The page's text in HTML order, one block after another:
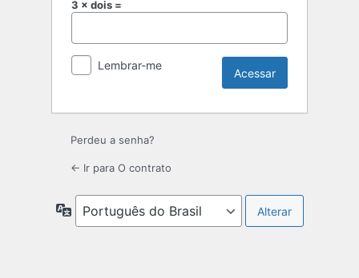
3 × dois =
Lembrar-me
Perdeu a senha?
← Ir para O contrato
Idioma